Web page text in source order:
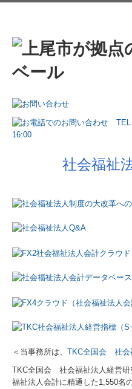
ホーム
法人案内
業務案内
お客さまの声
デジタル化支援
社会福祉
＜当事務所は、 TKC全国会 社会
TKC全国会 社会福祉法人経営研
福祉法人会計に精通した1,550名